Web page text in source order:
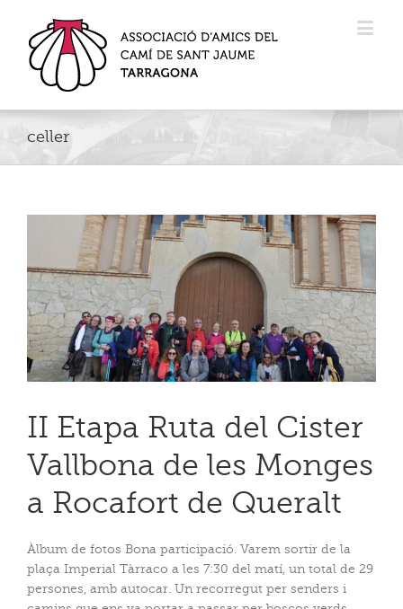
celler
II Etapa Ruta del Cister
Vallbona de les Monges
a Rocafort de Queralt
Àlbum de fotos Bona participació. Varem sortir de la
plaça Imperial Tàrraco a les 7:30 del matí, un total de 29
persones, amb autocar. Un recorregut per senders i